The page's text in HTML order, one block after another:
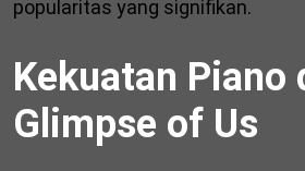
popularitas yang signifikan.
Kekuatan Piano
Glimpse of Us